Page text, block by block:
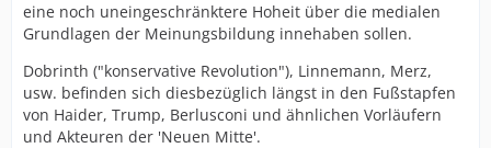
BUND
Netzwerk Recherche
Neue deutsche Medienmacher*innen
eine noch uneingeschränktere Hoheit über die medialen
Grundlagen der Meinungsbildung innehaben sollen.
Dobrinth ("konservative Revolution"), Linnemann, Merz,
usw. befinden sich diesbezüglich längst in den Fußstapfen
von Haider, Trump, Berlusconi und ähnlichen Vorläufern
und Akteuren der 'Neuen Mitte'.